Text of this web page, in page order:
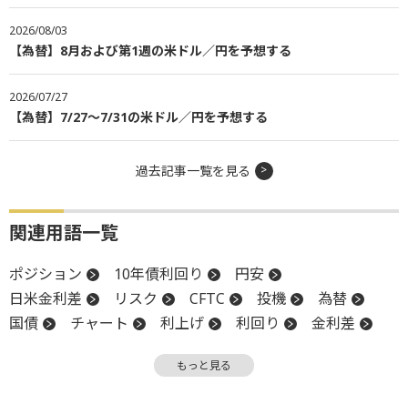
2026/08/03
【為替】8月および第1週の米ドル／円を予想する
2026/07/27
【為替】7/27～7/31の米ドル／円を予想する
過去記事一覧を見る
関連用語一覧
ポジション 10年債利回り
円安
日米金利差
リスク CFTC 投機
為替
国債
チャート 利上げ 利回り
金利差
米連邦公開市場委員会
もっと見る